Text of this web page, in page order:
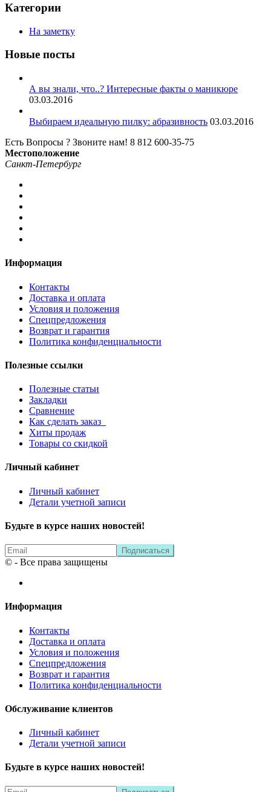
Категории
На заметку
Новые посты
А вы знали, что..? Интересные факты о маникюре
03.03.2016
Выбираем идеальную пилку: абразивность 03.03.2016
Есть Вопросы ? Звоните нам! 8 812 600-35-75
Местоположение
Санкт-Петербург
Информация
Контакты
Доставка и оплата
Условия и положения
Спецпредложения
Возврат и гарантия
Политика конфиденциальности
Полезные ссылки
Полезные статьи
Закладки
Сравнение
Как сделать заказ
Хиты продаж
Товары со скидкой
Личный кабинет
Личный кабинет
Детали учетной записи
Будьте в курсе наших новостей!
© - Все права защищены
Информация
Контакты
Доставка и оплата
Условия и положения
Спецпредложения
Возврат и гарантия
Политика конфиденциальности
Обслуживание клиентов
Личный кабинет
Детали учетной записи
Будьте в курсе наших новостей!